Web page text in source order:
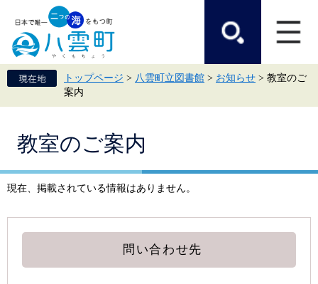
頭
で
飛
ば
て
トップページ > 八雲町立図書館 > お知らせ > 教室のご
案内
教室のご案内
現在、掲載されている情報はありません。
問い合わせ先